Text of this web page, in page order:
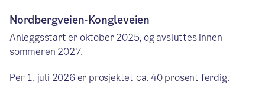
Nordbergveien-Kongleveien
Anleggsstart er oktober 2025, og avsluttes innen
sommeren 2027.
Per 1. juli 2026 er prosjektet ca. 40 prosent ferdig.